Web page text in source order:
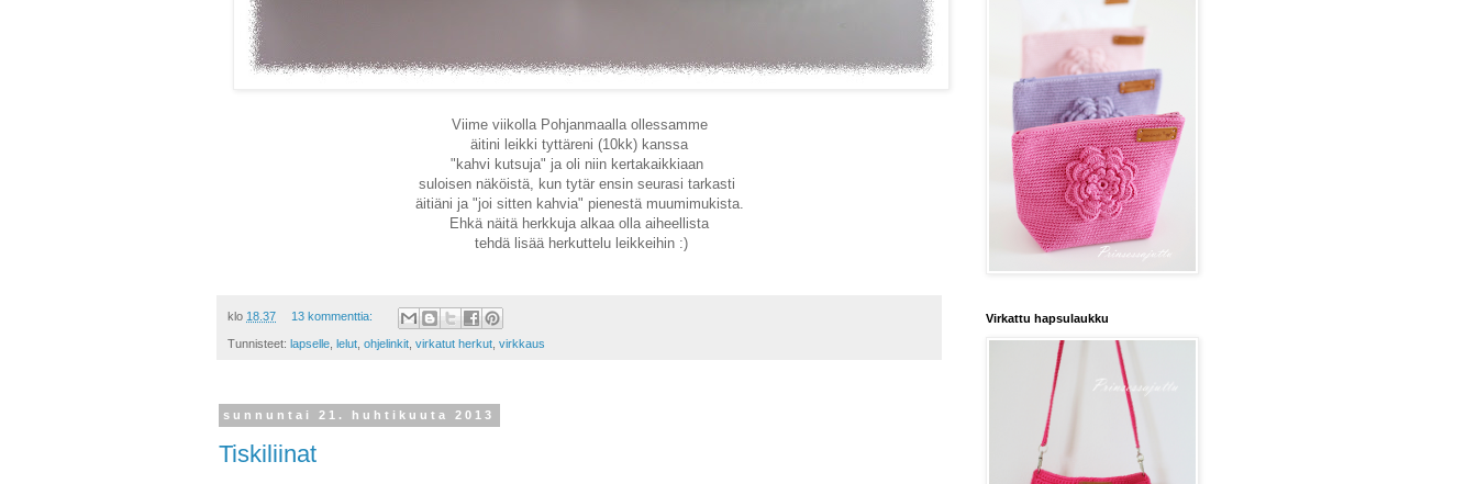
Viime viikolla Pohjanmaalla ollessamme
äitini leikki tyttäreni (10kk) kanssa
"kahvi kutsuja" ja oli niin kertakaikkiaan
suloisen näköistä, kun tytär ensin seurasi tarkasti
äitiäni ja "joi sitten kahvia" pienestä muumimukista.
Ehkä näitä herkkuja alkaa olla aiheellista
tehdä lisää herkuttelu leikkeihin :)
klo 18.37 13 kommenttia:
Tunnisteet: lapselle lelut ohjelinkit virkatut herkut virkkaus
sunnuntai 21. huhtikuuta 2013
Tiskiliinat
Virkattu hapsulaukku